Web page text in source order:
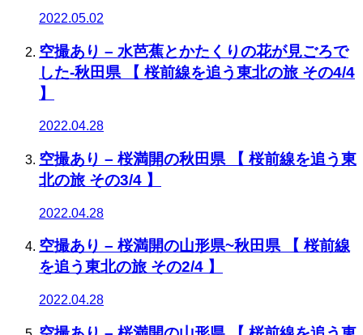
2022.05.02
空撮あり – 水芭蕉とかたくりの花が見ごろで
した-秋田県 【 桜前線を追う東北の旅 その4/4
】
2022.04.28
空撮あり – 桜満開の秋田県 【 桜前線を追う東
北の旅 その3/4 】
2022.04.28
空撮あり – 桜満開の山形県~秋田県 【 桜前線
を追う東北の旅 その2/4 】
2022.04.28